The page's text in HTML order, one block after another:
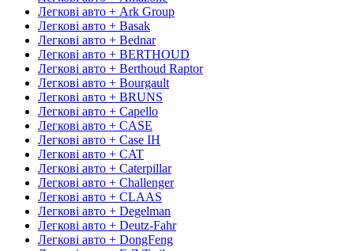
Легкові авто + Ark Group
Легкові авто + Basak
Легкові авто + Bednar
Легкові авто + BERTHOUD
Легкові авто + Berthoud Raptor
Легкові авто + Bourgault
Легкові авто + BRUNS
Легкові авто + Capello
Легкові авто + CASE
Легкові авто + Case IH
Легкові авто + CAT
Легкові авто + Caterpillar
Легкові авто + Challenger
Легкові авто + CLAAS
Легкові авто + Degelman
Легкові авто + Deutz-Fahr
Легкові авто + DongFeng